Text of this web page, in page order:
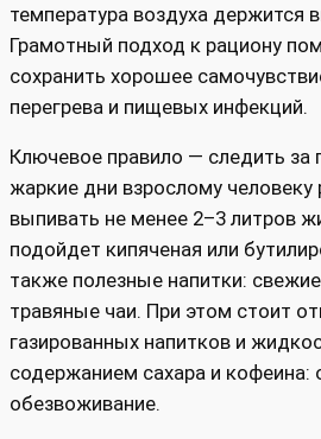
температура воздуха держится
Грамотный подход к рациону
сохранить хорошее
перегрева и пищевых инфекций.
Ключевое правило — следить
жаркие дни взрослому человеку
выпивать не менее 2–3 литров
подойдет кипяченая или
также полезные напитки:
травяные чаи. При этом стоит
газированных напитков и
содержанием сахара и кофеина:
обезвоживание.